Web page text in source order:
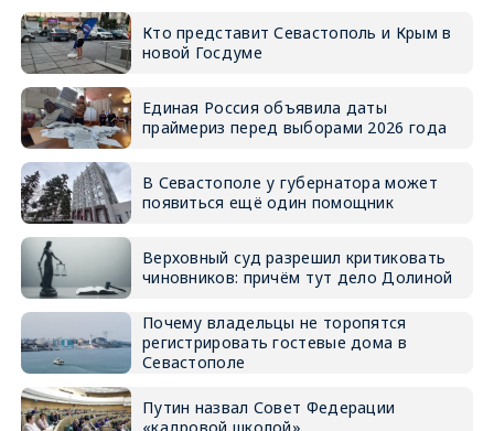
Кто представит Севастополь и Крым в
новой Госдуме
Единая Россия объявила даты
праймериз перед выборами 2026 года
В Севастополе у губернатора может
появиться ещё один помощник
Верховный суд разрешил критиковать
чиновников: причём тут дело Долиной
Почему владельцы не торопятся
регистрировать гостевые дома в
Севастополе
Путин назвал Совет Федерации